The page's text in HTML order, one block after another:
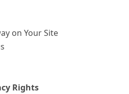
on Your Site
Rights